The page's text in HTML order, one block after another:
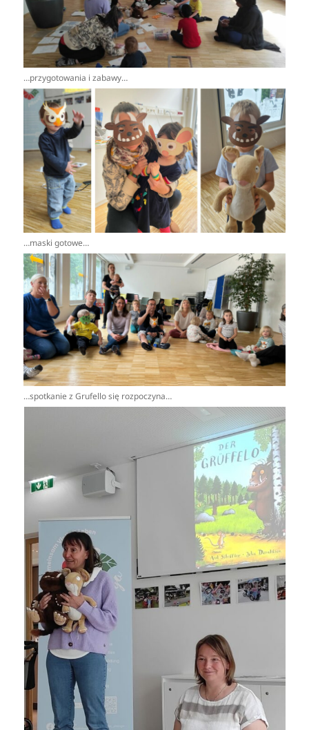
…przygotowania i zabawy…
…maski gotowe…
…spotkanie z Grufello się rozpoczyna…